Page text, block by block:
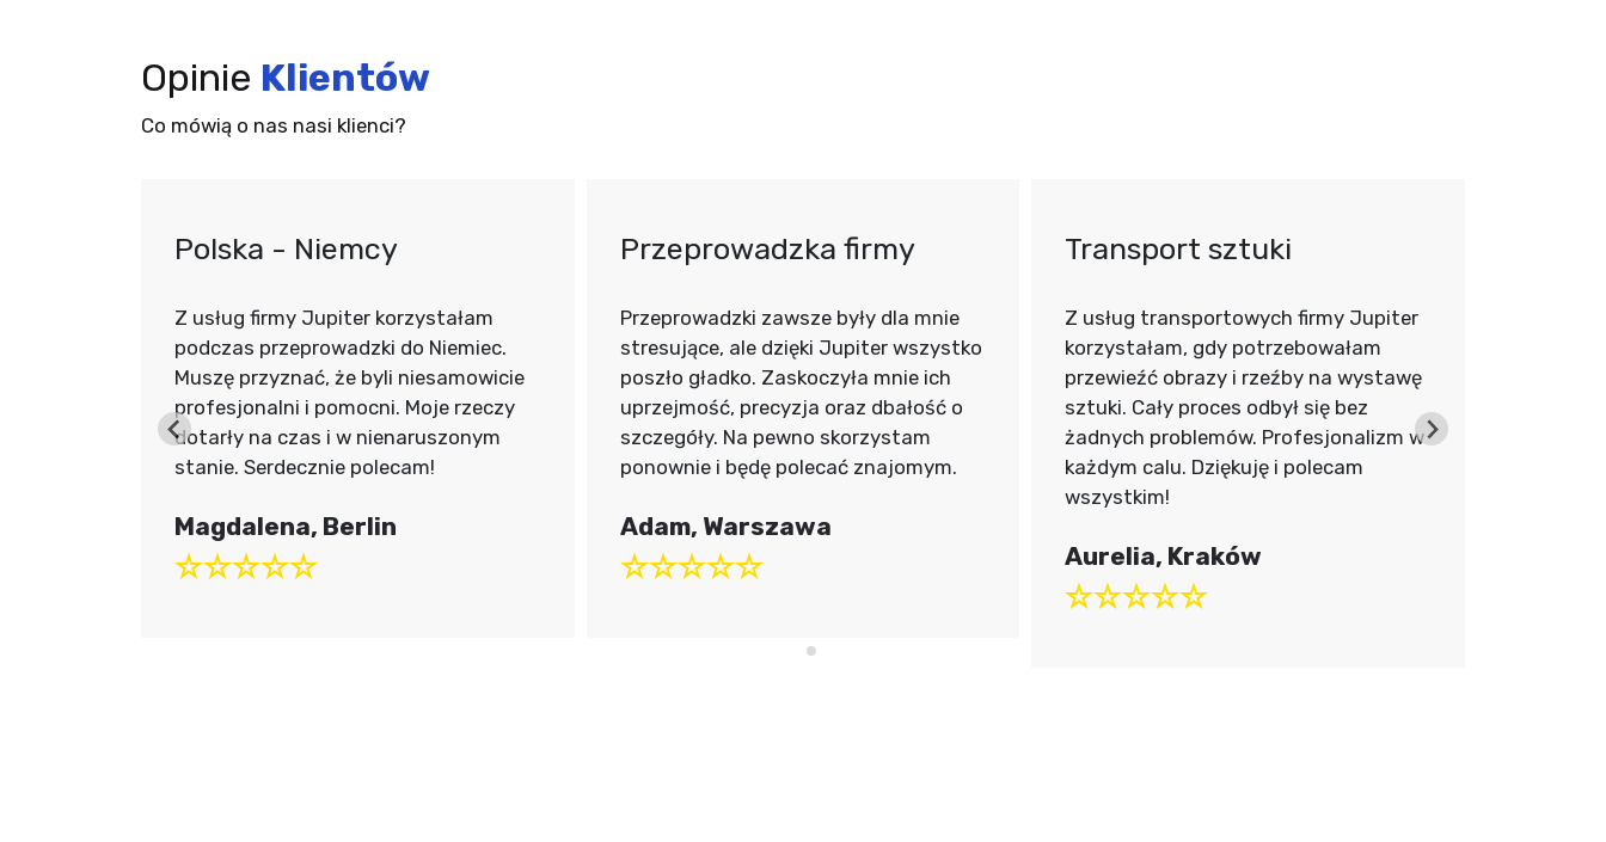
Opinie Klientów
Co mówią o nas nasi klienci?
Polska - Niemcy
Z usług firmy Jupiter korzystałam
podczas przeprowadzki do Niemiec.
Muszę przyznać, że byli niesamowicie
profesjonalni i pomocni. Moje rzeczy
dotarły na czas i w nienaruszonym
stanie. Serdecznie polecam!
Magdalena, Berlin
Przeprowadzka firmy
Przeprowadzki zawsze były dla mnie
stresujące, ale dzięki Jupiter wszystko
poszło gładko. Zaskoczyła mnie ich
uprzejmość, precyzja oraz dbałość o
szczegóły. Na pewno skorzystam
ponownie i będę polecać znajomym.
Adam, Warszawa
Transport sztuki
Z usług transportowych firmy Jupiter
korzystałam, gdy potrzebowałam
przewieźć obrazy i rzeźby na wystawę
sztuki. Cały proces odbył się bez
żadnych problemów. Profesjonalizm w
każdym calu. Dziękuję i polecam
wszystkim!
Aurelia, Kraków